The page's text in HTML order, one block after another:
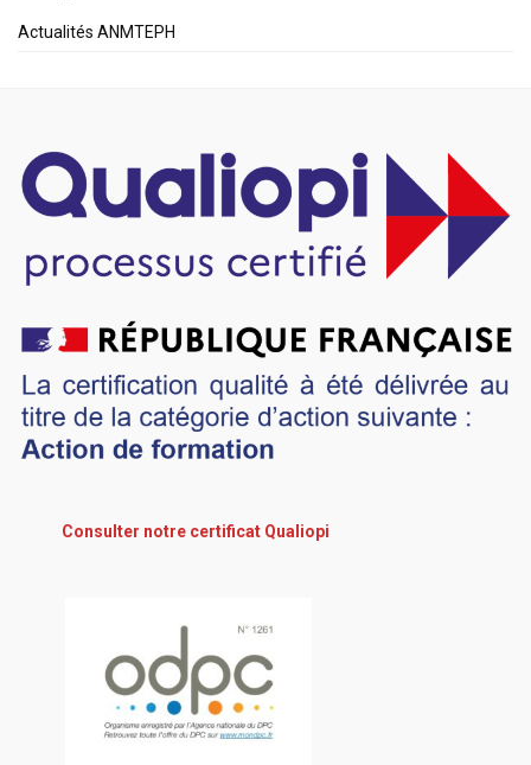
Actualités ANMTEPH
Consulter notre certificat Qualiopi